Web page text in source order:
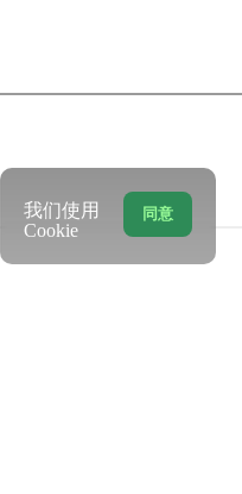
同意
我们使用
Cookie